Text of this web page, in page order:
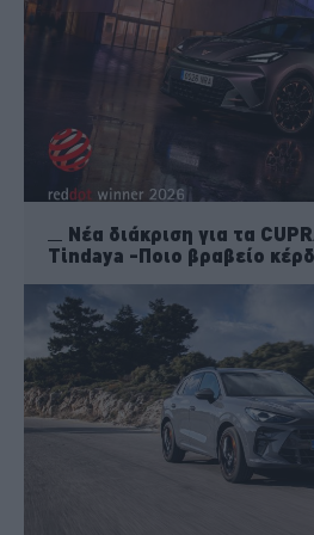
Νέα διάκριση για τα
Tindaya -Ποιο βραβείο